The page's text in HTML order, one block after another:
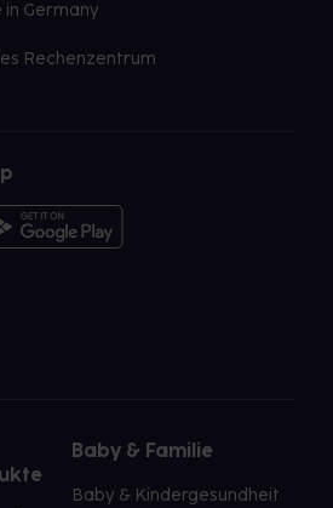
Germany
Rechenzentrum
Baby & Familie
Baby & Kindergesundheit